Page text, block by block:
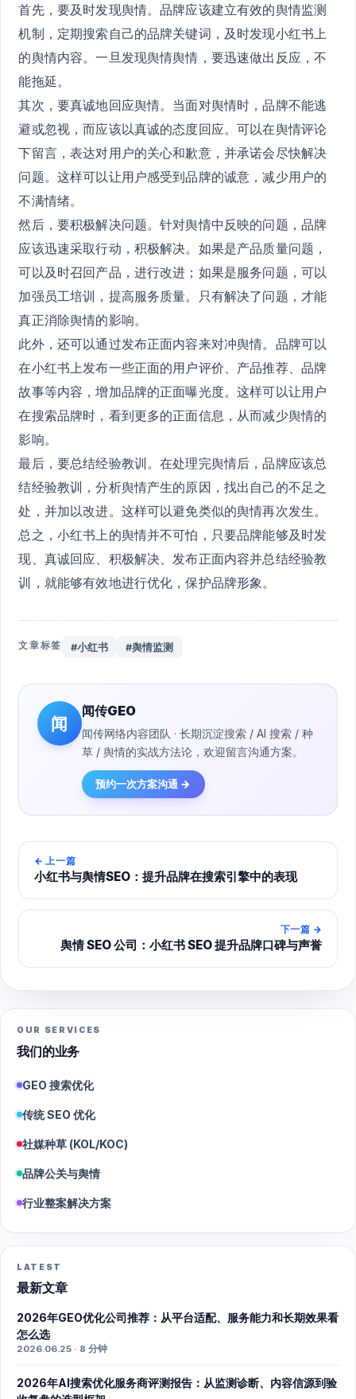
首先，要及时发现舆情。品牌应该建立有效的舆情监测
机制，定期搜索自己的品牌关键词，及时发现小红书上
的舆情内容。一旦发现舆情舆情，要迅速做出反应，不
能拖延。
其次，要真诚地回应舆情。当面对舆情时，品牌不能逃
避或忽视，而应该以真诚的态度回应。可以在舆情评论
下留言，表达对用户的关心和歉意，并承诺会尽快解决
问题。这样可以让用户感受到品牌的诚意，减少用户的
不满情绪。
然后，要积极解决问题。针对舆情中反映的问题，品牌
应该迅速采取行动，积极解决。如果是产品质量问题，
可以及时召回产品，进行改进；如果是服务问题，可以
加强员工培训，提高服务质量。只有解决了问题，才能
真正消除舆情的影响。
此外，还可以通过发布正面内容来对冲舆情。品牌可以
在小红书上发布一些正面的用户评价、产品推荐、品牌
故事等内容，增加品牌的正面曝光度。这样可以让用户
在搜索品牌时，看到更多的正面信息，从而减少舆情的
影响。
最后，要总结经验教训。在处理完舆情后，品牌应该总
结经验教训，分析舆情产生的原因，找出自己的不足之
处，并加以改进。这样可以避免类似的舆情再次发生。
总之，小红书上的舆情并不可怕，只要品牌能够及时发
现、真诚回应、积极解决、发布正面内容并总结经验教
训，就能够有效地进行优化，保护品牌形象。
文章标签 #小红书 #舆情监测
闻
闻传GEO
闻传网络内容团队 · 长期沉淀搜索 / AI 搜索 / 种
草 / 舆情的实战方法论，欢迎留言沟通方案。
预约一次方案沟通 →
← 上一篇
小红书与舆情SEO：提升品牌在搜索引擎中的表现
下一篇 →
舆情 SEO 公司：小红书 SEO 提升品牌口碑与声誉
OUR SERVICES
我们的业务
GEO 搜索优化
传统 SEO 优化
社媒种草 (KOL/KOC)
品牌公关与舆情
行业整案解决方案
LATEST
最新文章
2026年GEO优化公司推荐：从平台适配、服务能力和长期效果看
怎么选
2026.06.25 · 8 分钟
2026年AI搜索优化服务商评测报告：从监测诊断、内容信源到验